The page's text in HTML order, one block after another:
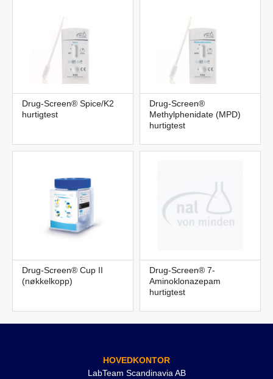
Drug-Screen® Spice/K2
hurtigtest
Drug-Screen®
Methylphenidate (MPD)
hurtigtest
Drug-Screen® Cup II
(nøkkelkopp)
Drug-Screen® 7-
Aminoklonazepam
hurtigtest
HOVEDKONTOR
LabTeam Scandinavia AB